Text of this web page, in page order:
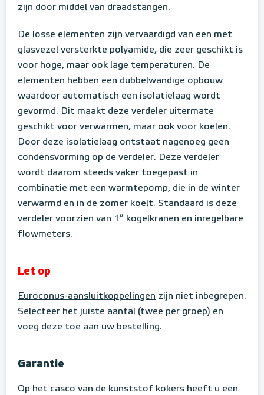
zijn door middel van draadstangen.
De losse elementen zijn vervaardigd van een met
glasvezel versterkte polyamide, die zeer geschikt is
voor hoge, maar ook lage temperaturen. De
elementen hebben een dubbelwandige opbouw
waardoor automatisch een isolatielaag wordt
gevormd. Dit maakt deze verdeler uitermate
geschikt voor verwarmen, maar ook voor koelen.
Door deze isolatielaag ontstaat nagenoeg geen
condensvorming op de verdeler. Deze verdeler
wordt daarom steeds vaker toegepast in
combinatie met een warmtepomp, die in de winter
verwarmd en in de zomer koelt. Standaard is deze
verdeler voorzien van 1” kogelkranen en inregelbare
flowmeters.
Let op
Euroconus-aansluitkoppelingen zijn niet inbegrepen.
Selecteer het juiste aantal (twee per groep) en
voeg deze toe aan uw bestelling.
Garantie
Op het casco van de kunststof kokers heeft u een